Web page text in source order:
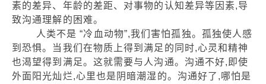
素的差异、年龄的差距、对事物的认知差异等因素,导
致沟通理解的困难。
人类不是 “冷血动物”,我们害怕孤独。孤独使人感
到恐惧。当我们在物质上得到满足的同时,心灵和精神
也渴望得到满足。这就需要与人沟通。沟通不好,即使
外面阳光灿烂,心里也是阴暗潮湿的。沟通好了,哪怕是